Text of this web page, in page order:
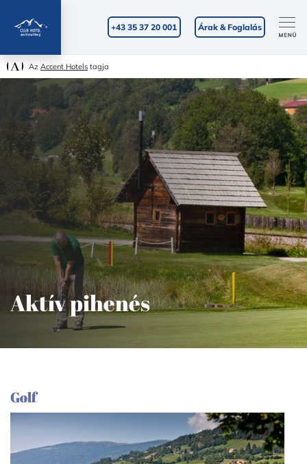
Az Accent Hotels tagja
+43 35 37 20 001 Árak & Foglalás
Aktív pihenés
Golf